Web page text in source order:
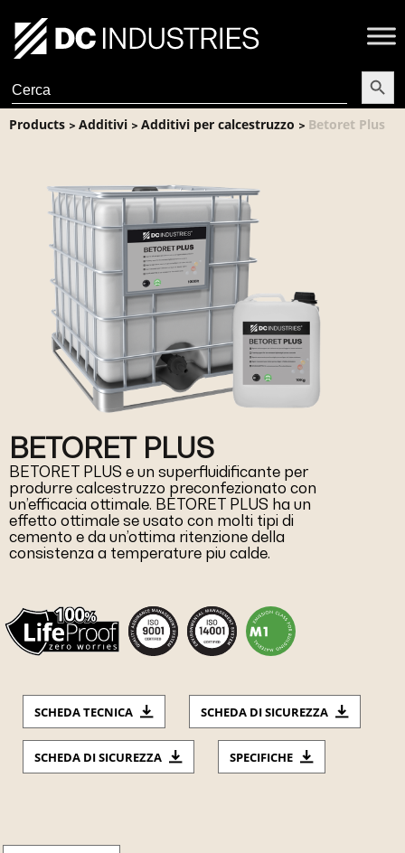
Search
for:
Search
Products > Additivi > Additivi per calcestruzzo > Betoret Plus
BETORET PLUS
BETORET PLUS e un superfluidificante per
produrre calcestruzzo preconfezionato con
un’efficacia ottimale. BETORET PLUS ha un
effetto ottimale se usato con molti tipi di
cemento e da un’ottima ritenzione della
consistenza a temperature piu calde.
SCHEDA TECNICA SCHEDA DI SICUREZZA
SCHEDA DI SICUREZZA SPECIFICHE